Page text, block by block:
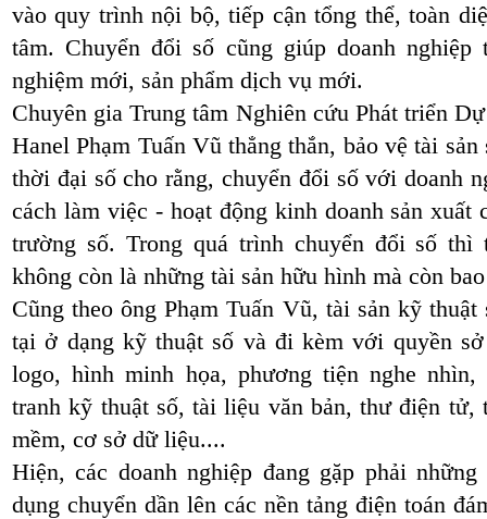
vào quy trình nội bộ, tiếp cận tổng thể, toàn
tâm. Chuyển đổi số cũng giúp doanh
nghiệm mới, sản phẩm dịch vụ mới.
Chuyên gia Trung tâm Nghiên cứu Phát triển
Hanel Phạm Tuấn Vũ thẳng thắn, bảo vệ tài
thời đại số cho rằng, chuyển đổi số với doanh
cách làm việc - hoạt động kinh doanh sản xuất
trường số. Trong quá trình chuyển đổi số thì
không còn là những tài sản hữu hình mà còn
Cũng theo ông Phạm Tuấn Vũ, tài sản kỹ
tại ở dạng kỹ thuật số và đi kèm với quyền
logo, hình minh họa, phương tiện nghe
tranh kỹ thuật số, tài liệu văn bản, thư điện tử,
mềm, cơ sở dữ liệu....
Hiện, các doanh nghiệp đang gặp phải
dụng chuyển dần lên các nền tảng điện toán